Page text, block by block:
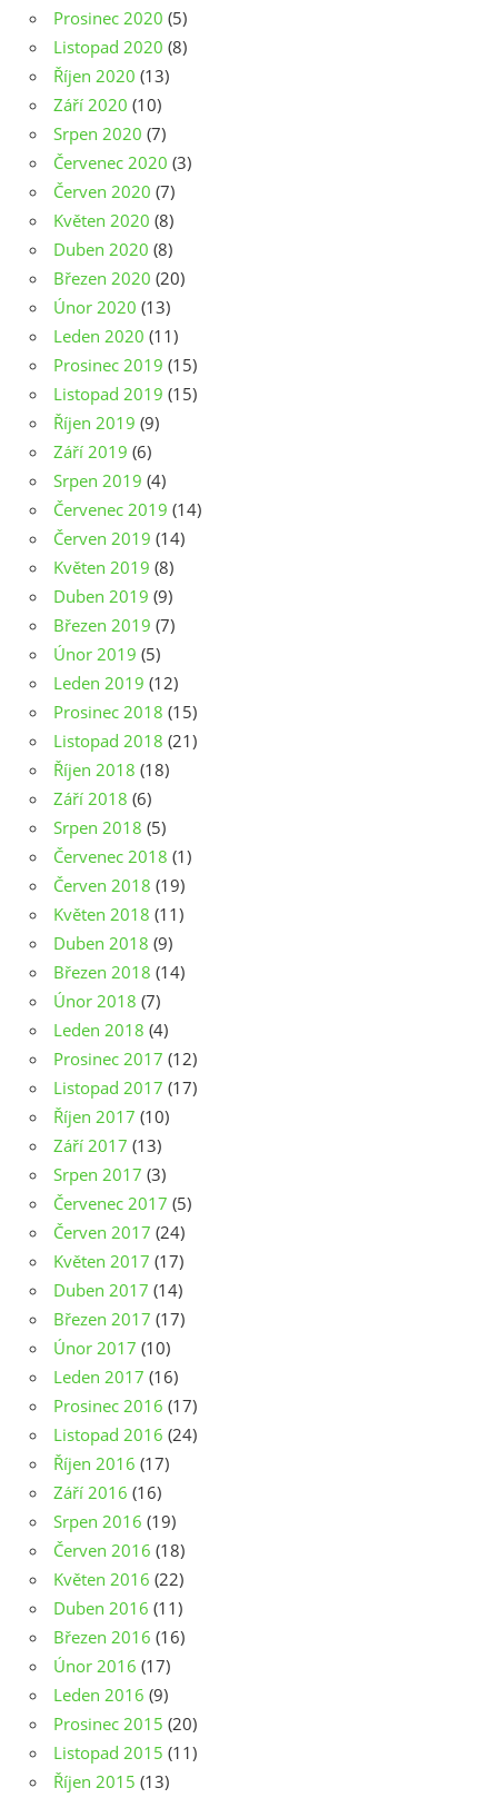
Prosinec 2020 (5)
Listopad 2020 (8)
Říjen 2020 (13)
Září 2020 (10)
Srpen 2020 (7)
Červenec 2020 (3)
Červen 2020 (7)
Květen 2020 (8)
Duben 2020 (8)
Březen 2020 (20)
Únor 2020 (13)
Leden 2020 (11)
Prosinec 2019 (15)
Listopad 2019 (15)
Říjen 2019 (9)
Září 2019 (6)
Srpen 2019 (4)
Červenec 2019 (14)
Červen 2019 (14)
Květen 2019 (8)
Duben 2019 (9)
Březen 2019 (7)
Únor 2019 (5)
Leden 2019 (12)
Prosinec 2018 (15)
Listopad 2018 (21)
Říjen 2018 (18)
Září 2018 (6)
Srpen 2018 (5)
Červenec 2018 (1)
Červen 2018 (19)
Květen 2018 (11)
Duben 2018 (9)
Březen 2018 (14)
Únor 2018 (7)
Leden 2018 (4)
Prosinec 2017 (12)
Listopad 2017 (17)
Říjen 2017 (10)
Září 2017 (13)
Srpen 2017 (3)
Červenec 2017 (5)
Červen 2017 (24)
Květen 2017 (17)
Duben 2017 (14)
Březen 2017 (17)
Únor 2017 (10)
Leden 2017 (16)
Prosinec 2016 (17)
Listopad 2016 (24)
Říjen 2016 (17)
Září 2016 (16)
Srpen 2016 (19)
Červen 2016 (18)
Květen 2016 (22)
Duben 2016 (11)
Březen 2016 (16)
Únor 2016 (17)
Leden 2016 (9)
Prosinec 2015 (20)
Listopad 2015 (11)
Říjen 2015 (13)